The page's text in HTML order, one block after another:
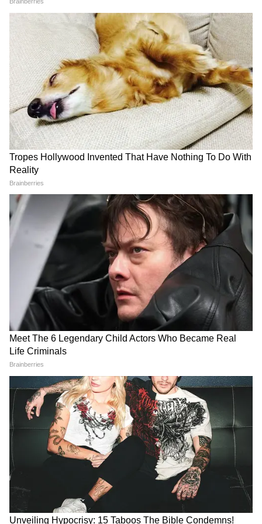
Image Credit :Asianet News
মোট আবেদনের ছবি
রাজ্য সরকারের তথ্য অনুযায়ী, মোট ১ কোটি ৬০
লক্ষ আবেদন জমা পড়েছিল। যাচাই-বাছাইয়ের পর
তার মধ্যে ২৬ লক্ষ আবেদন বাতিল করা হয়েছে।
যাদের আবেদন বাতিল হয়েছে তারা আবারও
আবেদন করতে পারেন । রাজ্য সরকারের কথায়
যোগ্য নাগরিকরা কোনওভাবেই অন্নপূর্ণা ভাণ্ডার
প্রকল্প থেকে বঞ্চিত হবেন না।
4
10
Image Credit :Asianet News
১ জুলাই থেকে টাকা ঢোকা শুরু
বাতিল হওয়া আবেদন বাদ দিয়ে বাকি যোগ্য
উপভোক্তাদের অ্যাকাউন্টে ১ জুলাই থেকে টাকা
জমা পড়া শুরু হয়েছে। যাদের ব্যাঙ্ক সংক্রান্ত বা
নথির সমস্যা ছিল তাদের আরও ১০ দিন সময়
দেওয়া হয়েছে। অর্থাৎ ১০ জুলাই পর্যন্ত টাকা